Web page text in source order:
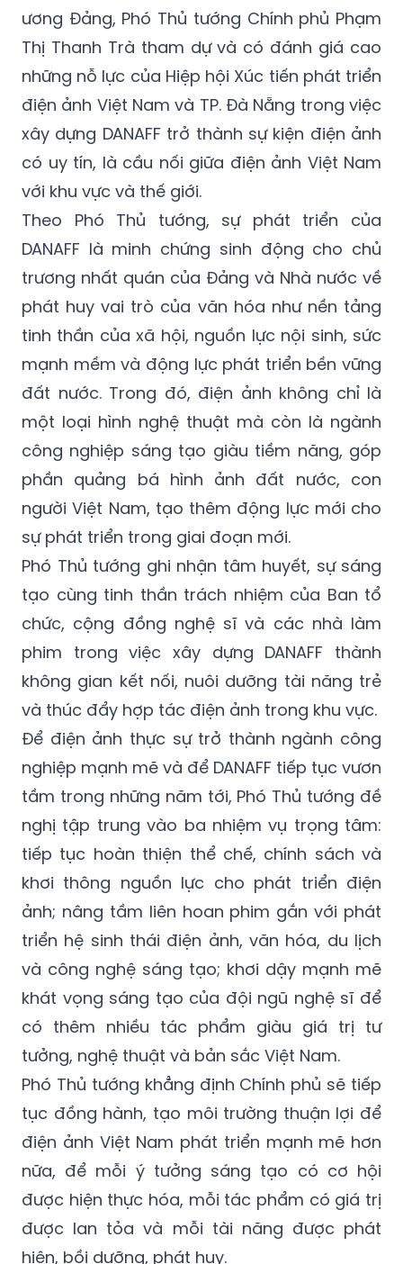
ương Đảng, Phó Thủ tướng Chính phủ Phạm
Thị Thanh Trà tham dự và có đánh giá cao
những nỗ lực của Hiệp hội Xúc tiến phát triển
điện ảnh Việt Nam và TP. Đà Nẵng trong việc
xây dựng DANAFF trở thành sự kiện điện ảnh
có uy tín, là cầu nối giữa điện ảnh Việt Nam
với khu vực và thế giới.
Theo Phó Thủ tướng, sự phát triển của
DANAFF là minh chứng sinh động cho chủ
trương nhất quán của Đảng và Nhà nước về
phát huy vai trò của văn hóa như nền tảng
tinh thần của xã hội, nguồn lực nội sinh, sức
mạnh mềm và động lực phát triển bền vững
đất nước. Trong đó, điện ảnh không chỉ là
một loại hình nghệ thuật mà còn là ngành
công nghiệp sáng tạo giàu tiềm năng, góp
phần quảng bá hình ảnh đất nước, con
người Việt Nam, tạo thêm động lực mới cho
sự phát triển trong giai đoạn mới.
Phó Thủ tướng ghi nhận tâm huyết, sự sáng
tạo cùng tinh thần trách nhiệm của Ban tổ
chức, cộng đồng nghệ sĩ và các nhà làm
phim trong việc xây dựng DANAFF thành
không gian kết nối, nuôi dưỡng tài năng trẻ
và thúc đẩy hợp tác điện ảnh trong khu vực.
Để điện ảnh thực sự trở thành ngành công
nghiệp mạnh mẽ và để DANAFF tiếp tục vươn
tầm trong những năm tới, Phó Thủ tướng đề
nghị tập trung vào ba nhiệm vụ trọng tâm:
tiếp tục hoàn thiện thể chế, chính sách và
khơi thông nguồn lực cho phát triển điện
ảnh; nâng tầm liên hoan phim gắn với phát
triển hệ sinh thái điện ảnh, văn hóa, du lịch
và công nghệ sáng tạo; khơi dậy mạnh mẽ
khát vọng sáng tạo của đội ngũ nghệ sĩ để
có thêm nhiều tác phẩm giàu giá trị tư
tưởng, nghệ thuật và bản sắc Việt Nam.
Phó Thủ tướng khẳng định Chính phủ sẽ tiếp
tục đồng hành, tạo môi trường thuận lợi để
điện ảnh Việt Nam phát triển mạnh mẽ hơn
nữa, để mỗi ý tưởng sáng tạo có cơ hội
được hiện thực hóa, mỗi tác phẩm có giá trị
được lan tỏa và mỗi tài năng được phát
hiện, bồi dưỡng, phát huy.